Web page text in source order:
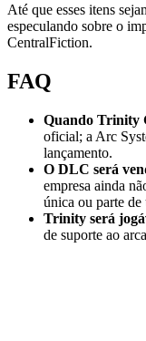
Até que esses itens
especulando sobre o
CentralFiction.
FAQ
Quando Trinity
oficial; a Arc
lançamento.
O DLC será
empresa ainda
única ou parte de
Trinity será
de suporte ao